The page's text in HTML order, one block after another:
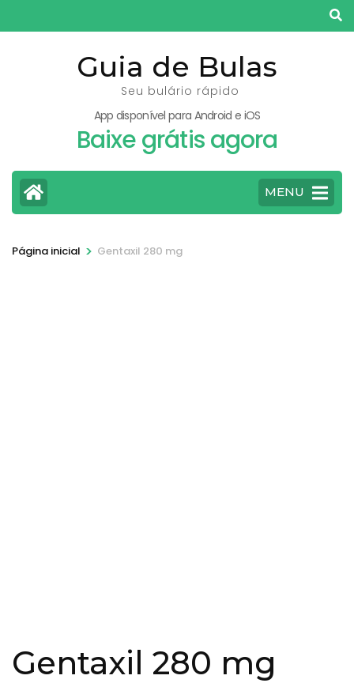
para
Guia de Bulas
Seu bulário rápido
App disponível para Android e iOS
Baixe grátis agora
MENU
Página inicial > Gentaxil 280 mg
Gentaxil 280 mg